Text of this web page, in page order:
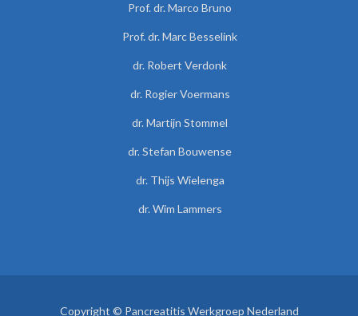
Prof. dr. Marco Bruno
Prof. dr. Marc Besselink
dr. Robert Verdonk
dr. Rogier Voermans
dr. Martijn Stommel
dr. Stefan Bouwense
dr. Thijs Wielenga
dr. Wim Lammers
Copyright © Pancreatitis Werkgroep Nederland